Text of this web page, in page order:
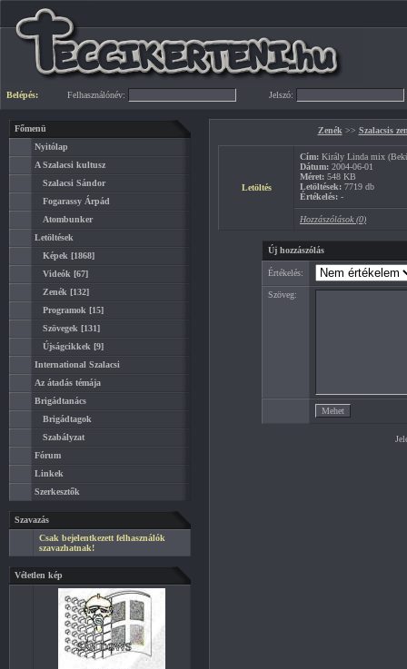
Belépés: Felhasználónév: Jelszó:
Főmenü
Nyitólap
A Szalacsi kultusz
Szalacsi Sándor
Fogarassy Árpád
Atombunker
Letöltések
Képek [1868]
Videók [67]
Zenék [132]
Programok [15]
Szövegek [131]
Újságcikkek [9]
International Szalacsi
Az átadás témája
Brigádtanács
Brigádtagok
Szabályzat
Fórum
Linkek
Szerkesztők
Szavazás
Csak bejelentkezett felhasználók
szavazhatnak!
Véletlen kép
Zenék >> Szalacsis
Letöltés
Cím: Király Linda mix
Dátum: 2004-06-01
Méret: 548 KB
Letöltések: 7719 db
Értékelés: -
Hozzászólások (0)
Új hozzászólás
Értékelés:
Szöveg: